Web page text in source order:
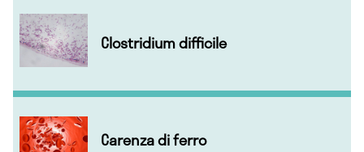
Clostridium difficile
Carenza di ferro